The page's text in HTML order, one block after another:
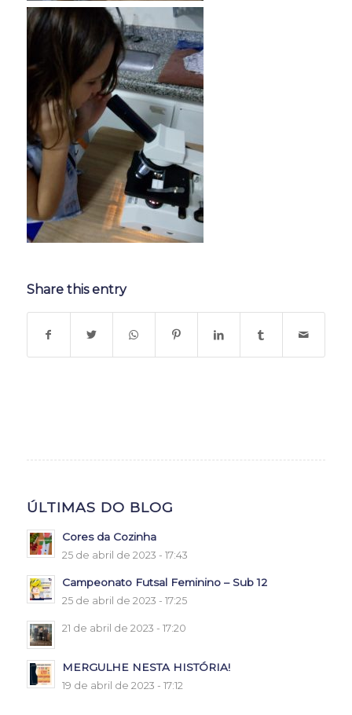
Share this entry
ÚLTIMAS DO BLOG
Cores da Cozinha
25 de abril de 2023 - 17:43
Campeonato Futsal Feminino – Sub 12
25 de abril de 2023 - 17:25
21 de abril de 2023 - 17:20
MERGULHE NESTA HISTÓRIA!
19 de abril de 2023 - 17:12